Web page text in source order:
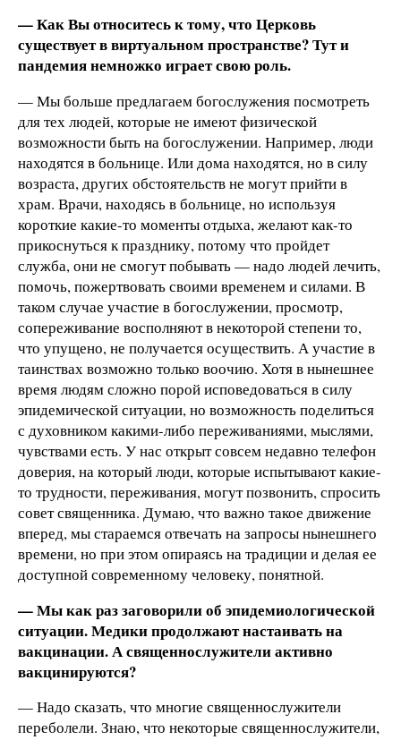
— Как Вы относитесь к тому, что Церковь
существует в виртуальном пространстве? Тут и
пандемия немножко играет свою роль.
— Мы больше предлагаем богослужения посмотреть
для тех людей, которые не имеют физической
возможности быть на богослужении. Например, люди
находятся в больнице. Или дома находятся, но в силу
возраста, других обстоятельств не могут прийти в
храм. Врачи, находясь в больнице, но используя
короткие какие-то моменты отдыха, желают как-то
прикоснуться к празднику, потому что пройдет
служба, они не смогут побывать — надо людей лечить,
помочь, пожертвовать своими временем и силами. В
таком случае участие в богослужении, просмотр,
сопереживание восполняют в некоторой степени то,
что упущено, не получается осуществить. А участие в
таинствах возможно только воочию. Хотя в нынешнее
время людям сложно порой исповедоваться в силу
эпидемической ситуации, но возможность поделиться
с духовником какими-либо переживаниями, мыслями,
чувствами есть. У нас открыт совсем недавно телефон
доверия, на который люди, которые испытывают какие-
то трудности, переживания, могут позвонить, спросить
совет священника. Думаю, что важно такое движение
вперед, мы стараемся отвечать на запросы нынешнего
времени, но при этом опираясь на традиции и делая ее
доступной современному человеку, понятной.
— Мы как раз заговорили об эпидемиологической
ситуации. Медики продолжают настаивать на
вакцинации. А священнослужители активно
вакцинируются?
— Надо сказать, что многие священнослужители
переболели. Знаю, что некоторые священнослужители,